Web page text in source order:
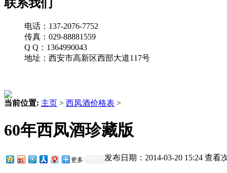
联系我们
电话：137-2076-7752
传真：029-88881559
Q Q：1364990043
地址：西安市高新区西部大道117号
当前位置: 主页 > 西凤酒价格表 >
60年西凤酒珍藏版
发布日期：2014-03-20 15:24 查看
更多